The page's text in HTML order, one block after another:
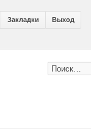
Закладки Выход